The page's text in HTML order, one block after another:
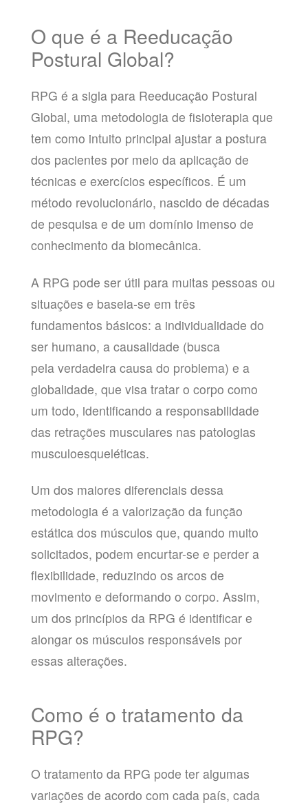
O que é a Reeducação
Postural Global?
RPG é a sigla para Reeducação Postural
Global, uma metodologia de fisioterapia que
tem como intuito principal ajustar a postura
dos pacientes por meio da aplicação de
técnicas e exercícios específicos. É um
método revolucionário, nascido de décadas
de pesquisa e de um domínio imenso de
conhecimento da biomecânica.
A RPG pode ser útil para muitas pessoas ou
situações e baseia-se em três
fundamentos básicos: a individualidade do
ser humano, a causalidade (busca
pela verdadeira causa do problema) e a
globalidade, que visa tratar o corpo como
um todo, identificando a responsabilidade
das retrações musculares nas patologias
musculoesqueléticas.
Um dos maiores diferenciais dessa
metodologia é a valorização da função
estática dos músculos que, quando muito
solicitados, podem encurtar-se e perder a
flexibilidade, reduzindo os arcos de
movimento e deformando o corpo. Assim,
um dos princípios da RPG é identificar e
alongar os músculos responsáveis por
essas alterações.
Como é o tratamento da
RPG?
O tratamento da RPG pode ter algumas
variações de acordo com cada país, cada